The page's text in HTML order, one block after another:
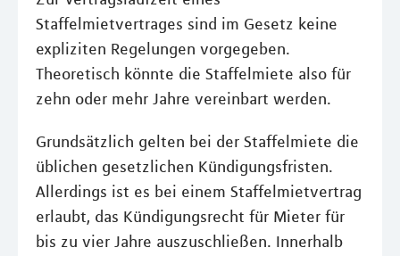
Staffelmietvertrages sind im Gesetz keine
expliziten Regelungen vorgegeben.
Theoretisch könnte die Staffelmiete also für
zehn oder mehr Jahre vereinbart werden.
Grundsätzlich gelten bei der Staffelmiete die
üblichen gesetzlichen Kündigungsfristen.
Allerdings ist es bei einem Staffelmietvertrag
erlaubt, das Kündigungsrecht für Mieter für
bis zu vier Jahre auszuschließen. Innerhalb